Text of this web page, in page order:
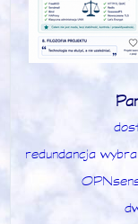
redundancja